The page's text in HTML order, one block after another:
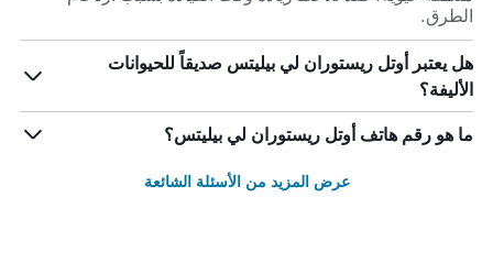
الطرق.
هل يعتبر أوتل ريستوران لي بيليتس صديقاً للحيوانات
الأليفة؟
ما هو رقم هاتف أوتل ريستوران لي بيليتس؟
عرض المزيد من الأسئلة الشائعة